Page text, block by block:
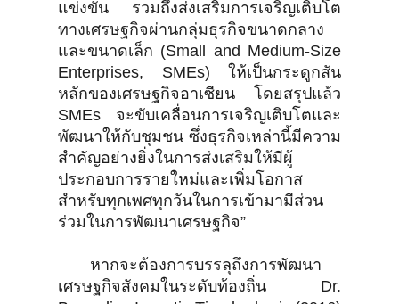
แข่งขัน รวมถึงส่งเสริมการเจริญเติบโต
ทางเศรษฐกิจผ่านกลุ่มธุรกิจขนาดกลาง
และขนาดเล็ก (Small and Medium-Size
Enterprises, SMEs) ให้เป็นกระดูกสัน
หลักของเศรษฐกิจอาเซียน โดยสรุปแล้ว
SMEs จะขับเคลื่อนการเจริญเติบโตและ
พัฒนาให้กับชุมชน ซึ่งธุรกิจเหล่านี้มีความ
สำคัญอย่างยิ่งในการส่งเสริมให้มีผู้
ประกอบการรายใหม่และเพิ่มโอกาส
สำหรับทุกเพศทุกวันในการเข้ามามีส่วน
ร่วมในการพัฒนาเศรษฐกิจ”
หากจะต้องการบรรลุถึงการพัฒนา
เศรษฐกิจสังคมในระดับท้องถิ่น Dr.